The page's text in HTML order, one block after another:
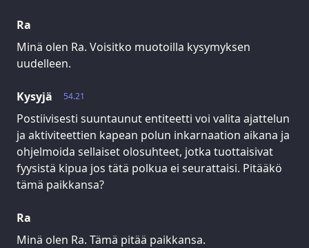
Ra
Minä olen Ra. Voisitko muotoilla kysymyksen
uudelleen.
54.21
Kysyjä
Postiivisesti suuntaunut entiteetti voi valita ajattelun
ja aktiviteettien kapean polun inkarnaation aikana ja
ohjelmoida sellaiset olosuhteet, jotka tuottaisivat
fyysistä kipua jos tätä polkua ei seurattaisi. Pitääkö
tämä paikkansa?
Ra
Minä olen Ra. Tämä pitää paikkansa.